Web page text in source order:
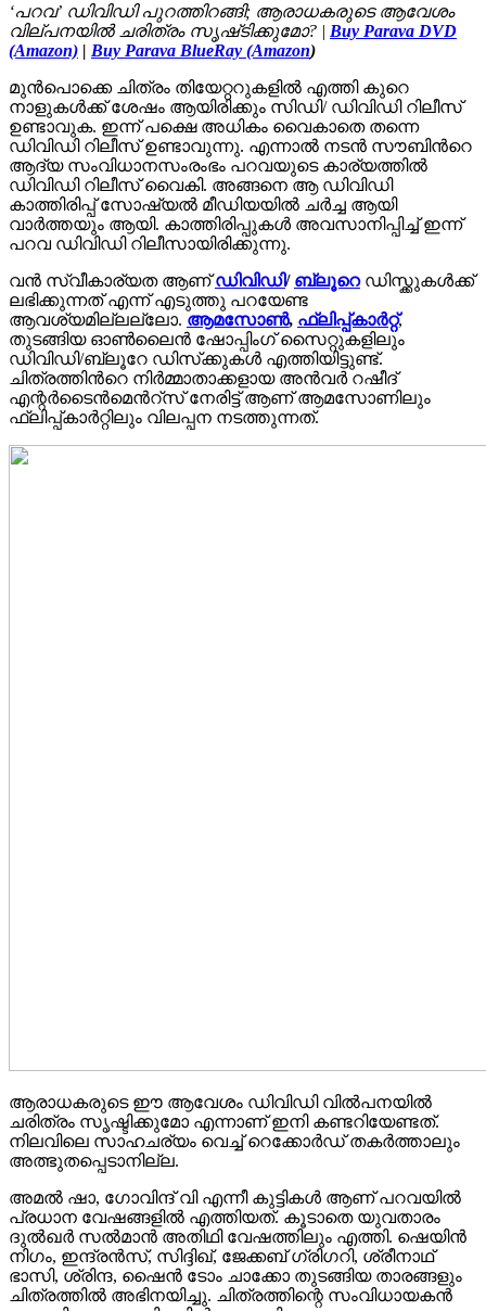
‘പറവ’ ഡിവിഡി പുറത്തിറങ്ങി; ആരാധകരുടെ ആവേശം
വില്പനയില്‍ ചരിത്രം സൃഷ്‌ടിക്കുമോ? | Buy Parava DVD
(Amazon) | Buy Parava BlueRay (Amazon)
മുന്‍പൊക്കെ ചിത്രം തിയേറ്ററുകളില്‍ എത്തി കുറെ
നാളുകള്‍ക്ക് ശേഷം ആയിരിക്കും സിഡി/ ഡിവിഡി റിലീസ്
ഉണ്ടാവുക. ഇന്ന് പക്ഷെ അധികം വൈകാതെ തന്നെ
ഡിവിഡി റിലീസ് ഉണ്ടാവുന്നു. എന്നാല്‍ നടന്‍ സൗബിന്‍റെ
ആദ്യ സംവിധാനസംരംഭം പറവയുടെ കാര്യത്തില്‍
ഡിവിഡി റിലീസ് വൈകി. അങ്ങനെ ആ ഡിവിഡി
കാത്തിരിപ്പ് സോഷ്യല്‍ മീഡിയയില്‍ ചര്‍ച്ച ആയി
വാര്‍ത്തയും ആയി. കാത്തിരിപ്പുകള്‍ അവസാനിപ്പിച്ച്‌ ഇന്ന്
പറവ ഡിവിഡി റിലീസായിരിക്കുന്നു.
വൻ സ്വീകാര്യത ആണ്ഡിവിഡി/ ബ്ലൂറെഡിസ്ക്കുകൾക്ക്
ലഭിക്കുന്നത് എന്ന് എടുത്തു പറയേണ്ട
ആവശ്യമില്ലല്ലോ. ആമസോൺ, ഫ്ലിപ്പ്കാര്‍റ്റ്,
തുടങ്ങിയ ഓൺലൈൻ ഷോപ്പിംഗ് സൈറ്റുകളിലും
ഡിവിഡി/ബ്ലൂറേ ഡിസ്‌ക്കുകൾ എത്തിയിട്ടുണ്ട്.
ചിത്രത്തിന്‍റെ നിര്‍മ്മാതാക്കളായ അന്‍വര്‍ റഷീദ്
എന്റർടൈൻമെൻറ്സ് നേരിട്ട് ആണ് ആമസോണിലും
ഫ്ലിപ്പ്കാര്‍റ്റിലും വിലപ്പന നടത്തുന്നത്.
ആരാധകരുടെ ഈ ആവേശം ഡിവിഡി വിൽപനയിൽ
ചരിത്രം സൃഷ്ടിക്കുമോ എന്നാണ് ഇനി കണ്ടറിയേണ്ടത്.
നിലവിലെ സാഹചര്യം വെച്ച് റെക്കോർഡ് തകർത്താലും
അത്ഭുതപ്പെടാനില്ല.
അമൽ ഷാ, ഗോവിന്ദ് വി എന്നീ കുട്ടികൾ ആണ് പറവയിൽ
പ്രധാന വേഷങ്ങളിൽ എത്തിയത്. കൂടാതെ യുവതാരം
ദുൽഖർ സൽമാൻ അതിഥി വേഷത്തിലും എത്തി. ഷെയിൻ
നിഗം, ഇന്ദ്രൻസ്, സിദ്ദിഖ്, ജേക്കബ് ഗ്രിഗറി, ശ്രീനാഥ്
ഭാസി, ശ്രിന്ദ, ഷൈൻ ടോം ചാക്കോ തുടങ്ങിയ താരങ്ങളും
ചിത്രത്തിൽ അഭിനയിച്ചു. ചിത്രത്തിന്റെ സംവിധായകൻ